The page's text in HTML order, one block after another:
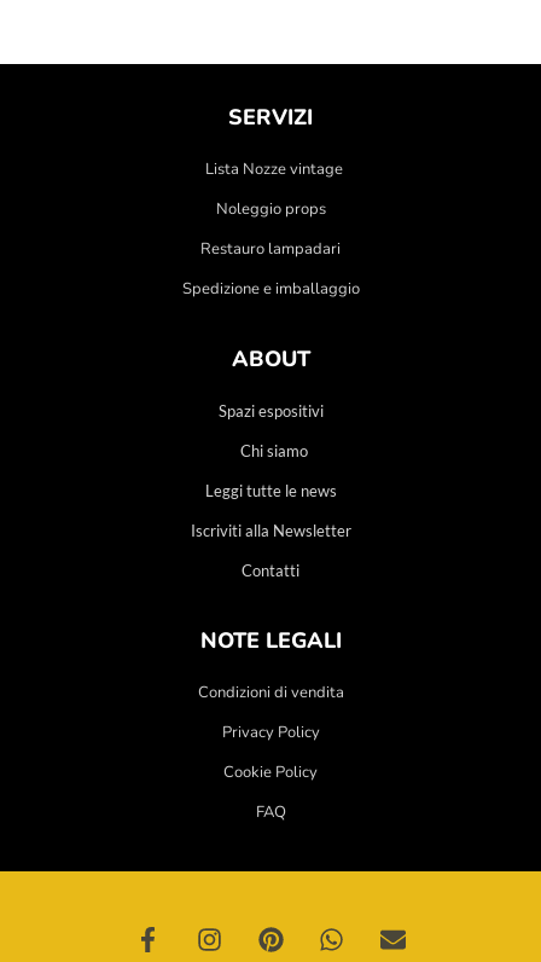
SERVIZI
Lista Nozze vintage
Noleggio props
Restauro lampadari
Spedizione e imballaggio
ABOUT
Spazi espositivi
Chi siamo
Leggi tutte le news
Iscriviti alla Newsletter
Contatti
NOTE LEGALI
Condizioni di vendita
Privacy Policy
Cookie Policy
FAQ